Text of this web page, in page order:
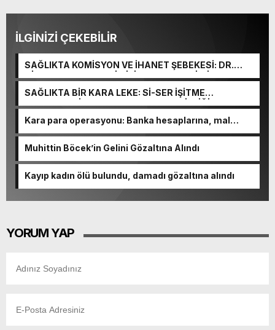
İLGİNİZİ ÇEKEBİLİR
SAĞLIKTA KOMİSYON VE İHANET ŞEBEKESİ: DR.
NİHAT URUÇ VE SEMİH İŞİTME MERKEZİ’NİN SGK
VURGUNU!
SAĞLIKTA BİR KARA LEKE: Sİ-SER İŞİTME
MERKEZLERİ VE MODERN UMUT TACİRLİĞİ
Kara para operasyonu: Banka hesaplarına, mal
Muhittin Böcek’in Gelini Gözaltına Alındı
Kayıp kadın ölü bulundu, damadı gözaltına alındı
YORUM YAP